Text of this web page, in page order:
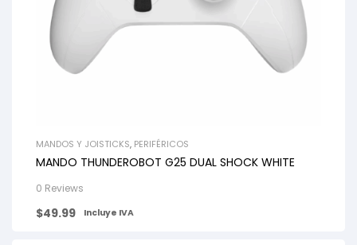
MANDOS Y JOISTICKS, PERIFÉRICOS
MANDO THUNDEROBOT G25 DUAL SHOCK WHITE
0 Reviews
$49.99 Incluye IVA